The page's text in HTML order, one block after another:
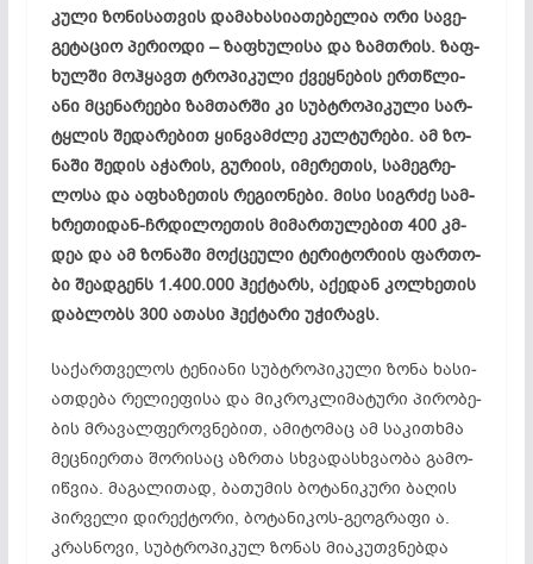
კუ­ლი ზო­ნი­სათ­ვის და­მა­ხა­სი­ათ­ებ­ელ­ია ორი სა­ვე­
გე­ტა­ციო პე­რი­ო­დი – ზაფ­ხუ­ლი­სა და ზამთრის. ზაფ­
ხულ­ში მოჰ­ყავთ ტრო­პი­კუ­ლი ქვეყ­ნე­ბის ერ­თწ­ლი­
ანი მცე­ნა­რე­ები ზამ­თარ­ში კი სუბ­ტრო­პი­კუ­ლი სარ­
ტყ­­ლის შე­და­რე­ბით ყინვა­მ­ძლე კულ­ტუ­რე­ბი. ამ ზო­
ნა­ში შე­დის აჭ­არ­ის, გუ­რი­ის, იმ­ერ­ეთ­ის, სა­მეგ­რე­
ლო­სა და აფ­ხა­ზე­თის რეგიონები. მი­სი სიგრ­ძე სამ­
ხრე­თი­დან-ჩრდი­ლო­ეთ­ის მი­­მარ­თუ­ლე­ბით 400 კმ-
დეა და ამ ზო­ნა­ში მოქ­ცე­უ­ლი ტე­რი­ტო­რი­ის ფარ­თო­
ბი შე­ად­გენს 1.400.000 ჰექ­ტარს, აქ­ედ­ან კოლ­ხე­თის
დაბ­ლობს 300 ათ­ა­სი ჰექ­ტა­რი უჭ­ირ­ავს.
სა­ქარ­თვე­ლოს ტე­ნი­ა­ნი სუბ­ტრო­პი­კუ­ლი ზო­ნა ხა­სი­
ათ­დე­­ბა რე­ლი­ეფ­ი­სა და მიკ­როკ­ლი­მა­ტუ­რი პი­რო­ბე­
ბის მრავა­ლ­­ფე­როვ­ნე­ბით, ამ­იტ­ომ­აც ამ საკითხმა
მეც­ნი­ერ­თა შო­რი­საც აზრ­თა სხვა­დას­ხვა­ო­ბა გა­მო­
იწ­ვია. მა­გა­ლი­თად, ბა­თუ­მის ბო­­ტა­ნი­კუ­რი ბაღის
პირველი დირექტორი, ბო­ტა­ნი­კოს-გე­ოგ­რა­ფი ა.
კრას­ნო­ვი, სუბ­ტრო­პი­კულ ზო­ნას მი­აკ­უთ­ვნებ­და